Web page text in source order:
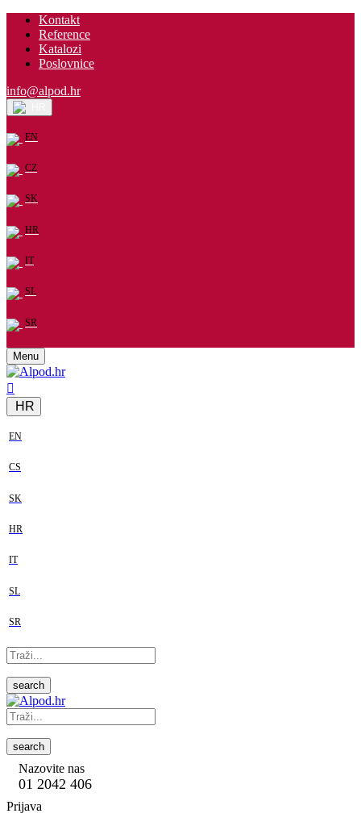
Kontakt
Reference
Katalozi
Poslovnice
info@alpod.hr
EN
CZ
SK
HR
IT
SL
SR
Menu
HR
EN
CS
SK
HR
IT
SL
SR
search
search
Nazovite nas
01 2042 406
Prijava